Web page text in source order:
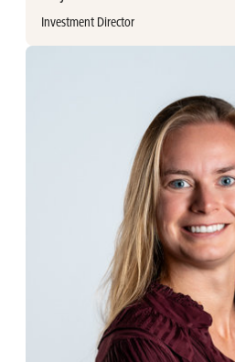
/andré-xaviercooreman
Investment Director
(wordt aangevuld)